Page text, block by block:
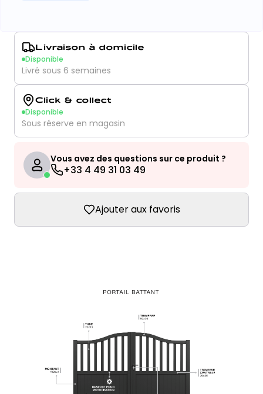
Livraison à domicile
Disponible
Livré sous 6 semaines
Click & collect
Disponible
Sous réserve en magasin
Vous avez des questions sur ce produit ?
+33 4 49 31 03 49
Ajouter aux favoris